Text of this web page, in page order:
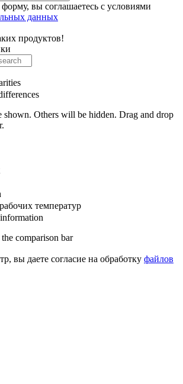
вы соглашаетесь с условиями
данных
продуктов!
shown. Others will be hidden. Drag and drop
температур
comparison bar
вы даете согласие на обработку файлов